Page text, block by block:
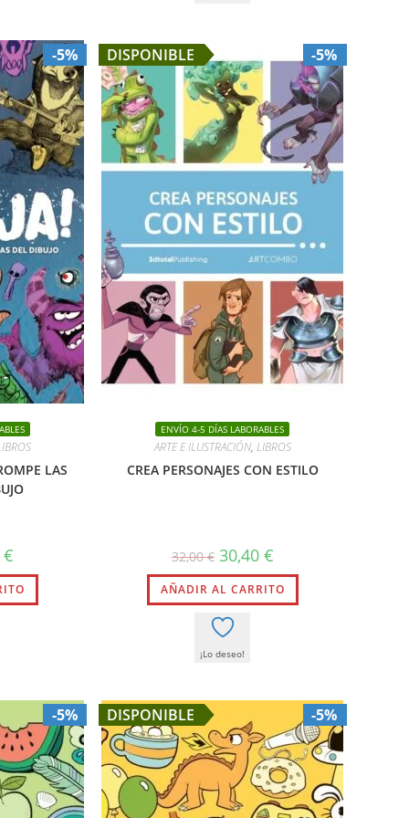
-5%
LAS
€
actual
es:
33,20 €.
DISPONIBLE -5%
ENVÍO 4-5 DÍAS LABORABLES
ARTE E ILUSTRACIÓN, LIBROS
CREA PERSONAJES CON ESTILO
32,00€ El
precio
original
era:
32,00 €.
30,40 €El
precio
actual
es:
30,40 €.
AÑADIR AL CARRITO
¡Lo deseo!
-5% DISPONIBLE -5%